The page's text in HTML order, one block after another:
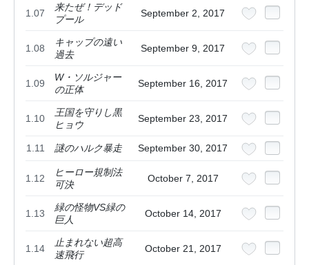
1.07
来たぜ！デッド
プール
September 2, 2017
1.08
キャップの遠い
過去
September 9, 2017
1.09
W・ソルジャー
の正体
September 16, 2017
1.10
王国を守りし黒
ヒョウ
September 23, 2017
1.11 謎のハルク暴走 September 30, 2017
1.12
ヒーロー規制法
可決
October 7, 2017
1.13
緑の怪物VS緑の
巨人
October 14, 2017
1.14
止まれない超高
速飛行
October 21, 2017